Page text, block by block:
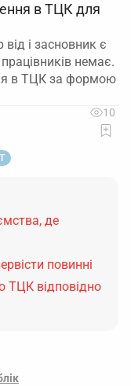
в ТЦК для
і засновник є
немає.
в ТЦК за формою
10
де
повинні
ТЦК відповідно